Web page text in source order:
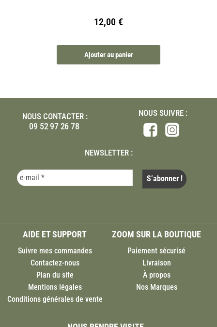
12,00 €
Ajouter au panier
NOUS CONTACTER :
09 52 97 26 78
NOUS SUIVRE :
NEWSLETTER :
AIDE ET SUPPORT
Suivre mes commandes
Contactez-nous
Plan du site
Mentions légales
Conditions générales de vente
ZOOM SUR LA BOUTIQUE
Paiement sécurisé
Livraison
À propos
Nos Marques